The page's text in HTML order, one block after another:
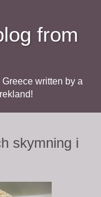
from
written by a
skymning i